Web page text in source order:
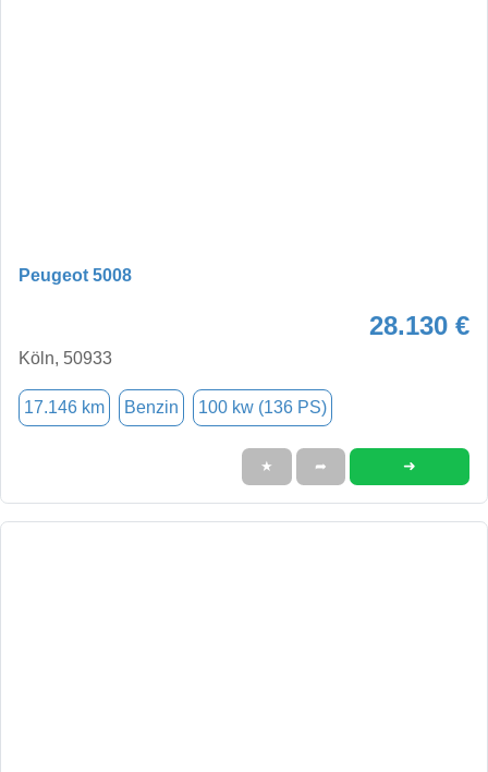
Peugeot 5008
28.130 €
Köln, 50933
17.146 km Benzin 100 kw (136 PS)
★ ➦ ➜